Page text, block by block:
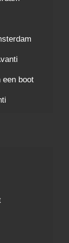
een boot